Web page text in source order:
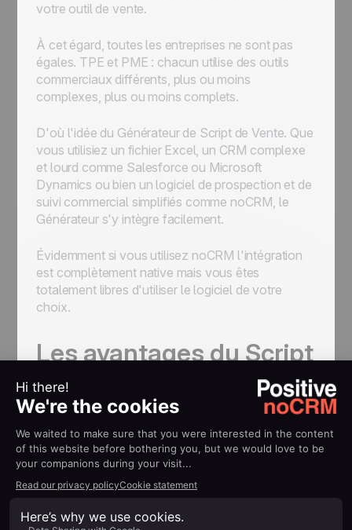
votre outil de vente.
À cet égard, toutes les entreprises ne sont pas
égales. TPE et PME : chacun utilise des outils
commerciaux différents, plus ou moins
complexes, plus ou moins complets.
D'où l'idée du Générateur de Script de Vente. Que
vous utilisiez un fichier Excel, un CRM complexe
et lourd comme Salesforce ou Microsoft
Dynamics ou bien un logiciel de prospection et de
suivi commercial simplifiés comme noCRM, le
Générateur s'y intègre facilement.
Évidemment si vous utilisez noCRM l'intégration
est complètement native mais vous êtes
totalement libres d'utiliser le logiciel de votre
choix.
Les avantages du Script
de Vente pour votre
équipe commerciale
Gratuit et illimité !
Vous pouvez créer autant de script que vous le
nécessaire.Il n'y a aucune limitation, pas